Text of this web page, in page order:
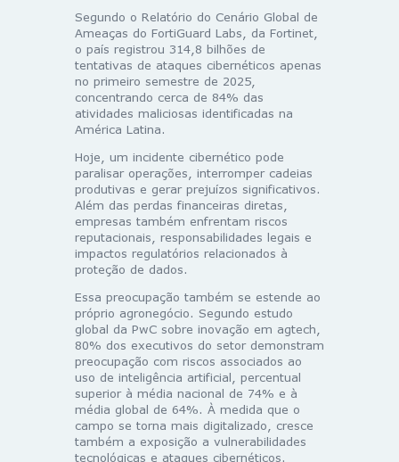
Segundo o Relatório do Cenário Global de
Ameaças do FortiGuard Labs, da Fortinet
o país registrou 314,8 bilhões de
tentativas de ataques cibernéticos apenas
no primeiro semestre de 2025,
concentrando cerca de 84% das
atividades maliciosas identificadas na
América Latina.
Hoje, um incidente cibernético pode
paralisar operações, interromper cadeias
produtivas e gerar prejuízos significativos.
Além das perdas financeiras diretas,
empresas também enfrentam riscos
reputacionais, responsabilidades legais e
impactos regulatórios relacionados à
proteção de dados.
Essa preocupação também se estende ao
próprio agronegócio. Segundo estudo
global da PwC sobre inovação em agtech,
80% dos executivos do setor demonstram
preocupação com riscos associados ao
uso de inteligência artificial, percentual
superior à média nacional de 74% e à
média global de 64%. À medida que o
campo se torna mais digitalizado, cresce
também a exposição a vulnerabilidades
tecnológicas e ataques cibernéticos.